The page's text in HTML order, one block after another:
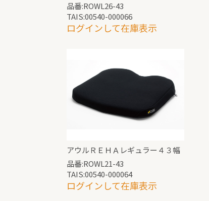
品番:ROWL26-43
TAIS:00540-000066
ログインして在庫表示
アウルＲＥＨＡレギュラー４３幅
品番:ROWL21-43
TAIS:00540-000064
ログインして在庫表示